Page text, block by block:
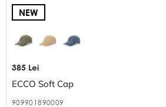
NEW
385 Lei
ECCO Soft Cap
909901890009